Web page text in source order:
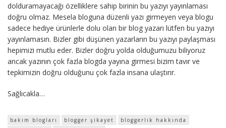
dolduramayacağı özelliklere sahip birinin bu yazıyı yayınlaması
doğru olmaz. Mesela bloguna düzenli yazı girmeyen veya blogu
sadece hediye ürünlerle dolu olan bir blog yazarı lütfen bu yazıyı
yayınlamasın. Bizler gibi düşünen yazarların bu yazıyı paylaşması
hepimizi mutlu eder. Bizler doğru yolda olduğumuzu biliyoruz
ancak yazının çok fazla blogda yayına girmesi bizim tavır ve
tepkimizin doğru olduğunu çok fazla insana ulaştırır.
Sağlıcakla…
bakım blogları blogger şikayet
bloggerlık hakkında